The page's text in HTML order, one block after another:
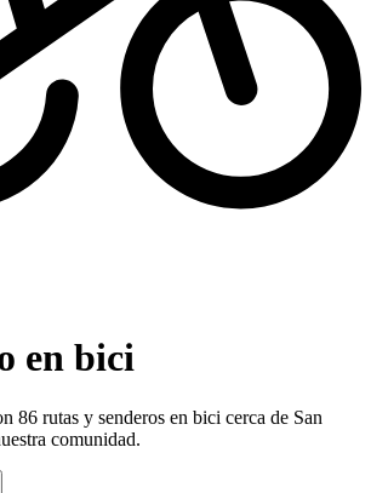
en bici
86 rutas y senderos en bici cerca de San
comunidad.